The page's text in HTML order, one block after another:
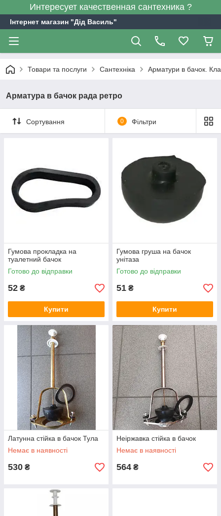
Интересует качественная сантехника ?
Інтернет магазин "Дід Василь"
Товари та послуги Сантехніка Арматури в бачок.
Арматура в бачок рада ретро
Сортування 0 Фільтри
Гумова прокладка на
туалетний бачок
Готово до відправки
52 ₴
Купити
Гумова груша на бачок
унітаза
Готово до відправки
51 ₴
Купити
Латунна стійка в бачок Тула
Немає в наявності
530 ₴
Неіржавка стійка в бачок
Немає в наявності
564 ₴